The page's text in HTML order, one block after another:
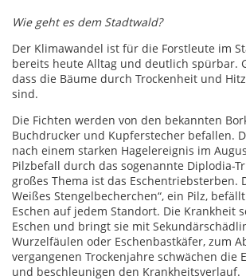
Wie geht es dem Stadtwald?
Der Klimawandel ist für die Forstleute im
bereits heute Alltag und deutlich spürbar.
dass die Bäume durch Trockenheit und
sind.
Die Fichten werden von den bekannten
Buchdrucker und Kupferstecher befallen.
nach einem starken Hagelereignis im
Pilzbefall durch das sogenannte Diplodia-
großes Thema ist das Eschentriebsterben.
Weißes Stengelbecherchen“, ein Pilz,
Eschen auf jedem Standort. Die Krankheit
Eschen und bringt sie mit
Wurzelfäulen oder Eschenbastkäfer, zum
vergangenen Trockenjahre schwächen die
und beschleunigen den Krankheitsverlauf.